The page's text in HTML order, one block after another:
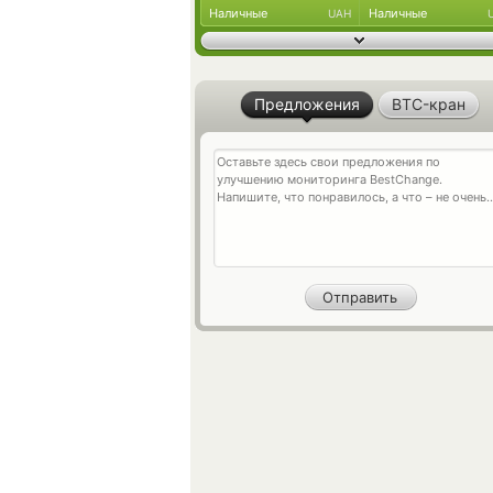
Наличные UAH Наличные
Предложения BTC-кран